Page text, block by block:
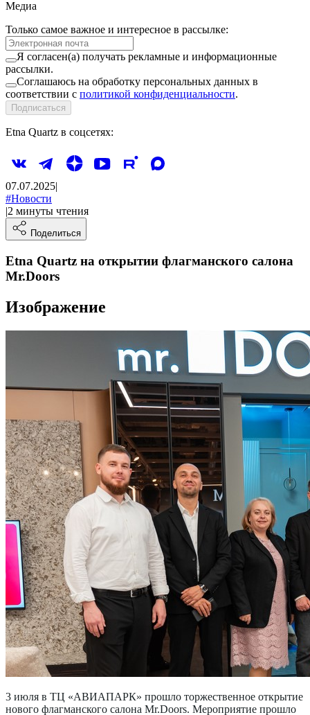
Медиа
Только самое важное и интересное в рассылке:
Я согласен(а) получать рекламные и информационные
рассылки.
Соглашаюсь на обработку персональных данных в
соответствии с политикой конфиденциальности.
Подписаться
Etna Quartz в соцсетях:
07.07.2025|
#Новости
|2 минуты чтения
Поделиться
Etna Quartz на открытии флагманского салона
Mr.Doors
Изображение
3 июля в ТЦ «АВИАПАРК» прошло торжественное открытие
нового флагманского салона Mr.Doors. Мероприятие прошло